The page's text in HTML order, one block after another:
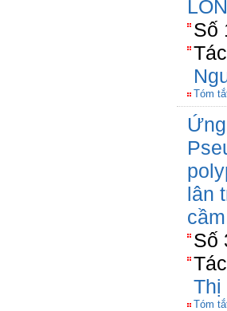
Số
Tóm
lân
cầm
Số
Thị
Tóm